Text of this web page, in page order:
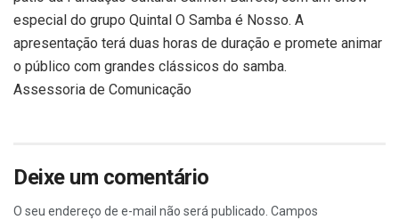
especial do grupo Quintal O Samba é Nosso. A
apresentação terá duas horas de duração e promete animar
o público com grandes clássicos do samba.
Assessoria de Comunicação
Deixe um comentário
O seu endereço de e-mail não será publicado. Campos